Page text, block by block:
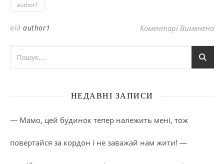
author1
від author1 Коментарі Вимкненодо
НЕДАВНІ ЗАПИСИ
— Мамо, цей будинок тепер належить мені, тож
повертайся за кордон і не заважай нам жити! —